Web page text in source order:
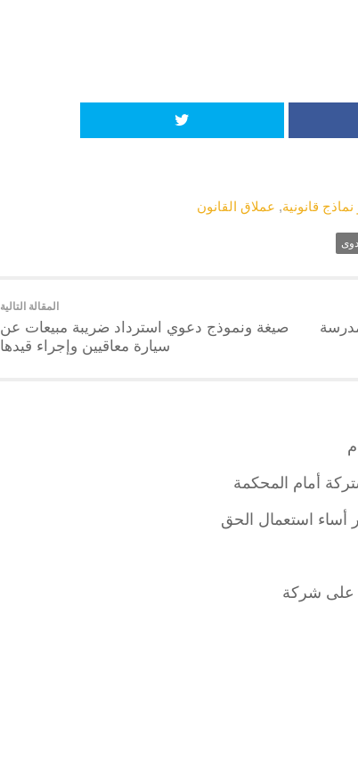
قانونية, عملاق القانون
المقالة التالية
صيغة ونموذج دعوي استرداد ضريبة مبيعات عن
سيارة معاقيين وإجراء قيدها
أمام المحكمة
استعمال الحق
على شركة